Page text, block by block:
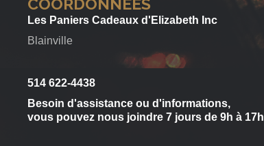
COORDONNÉES
Les Paniers Cadeaux d'Elizabeth Inc
Blainville
514 622-4438
Besoin d'assistance ou d'informations,
vous pouvez nous joindre 7 jours de 9h à 17h